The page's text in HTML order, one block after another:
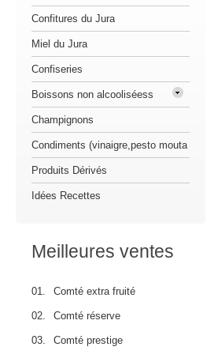
Confitures du Jura
Miel du Jura
Confiseries
Boissons non alcooliséess
Champignons
Condiments (vinaigre,pesto mouta
Produits Dérivés
Idées Recettes
Meilleures ventes
01. Comté extra fruité
02. Comté réserve
03. Comté prestige